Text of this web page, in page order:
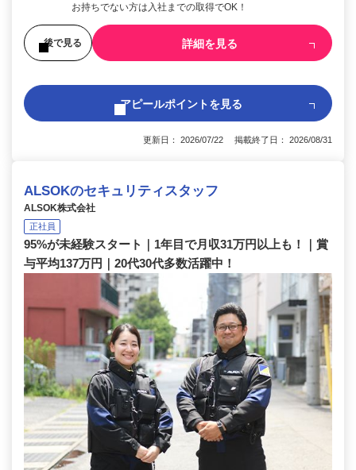
お持ちでない方は入社までの取得でOK！
後で見る 詳細を見る
アピールポイントを見る
更新日： 2026/07/22 掲載終了日： 2026/08/31
ALSOKのセキュリティスタッフ
ALSOK株式会社
正社員
95%が未経験スタート｜1年目で月収31万円以上も！｜賞
与平均137万円｜20代30代多数活躍中！